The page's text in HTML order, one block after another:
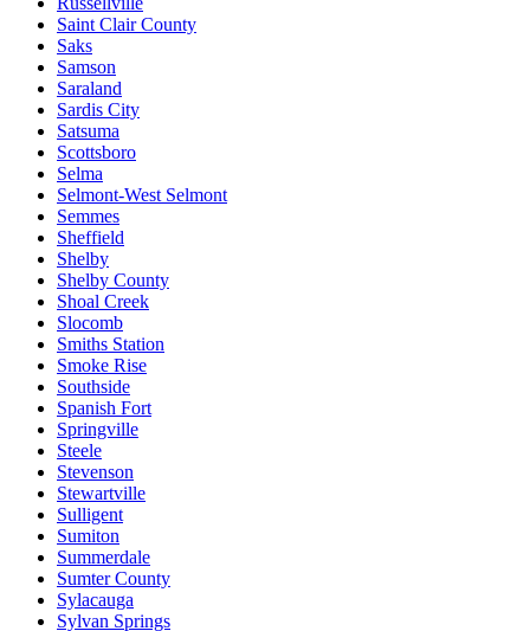
Saint Clair County
Saks
Samson
Saraland
Sardis City
Satsuma
Scottsboro
Selma
Selmont-West Selmont
Semmes
Sheffield
Shelby
Shelby County
Shoal Creek
Slocomb
Smiths Station
Smoke Rise
Southside
Spanish Fort
Springville
Steele
Stevenson
Stewartville
Sulligent
Sumiton
Summerdale
Sumter County
Sylacauga
Sylvan Springs